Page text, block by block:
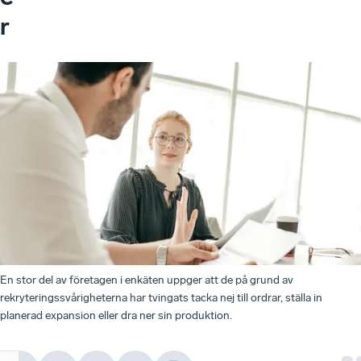
r
En stor del av företagen i enkäten uppger att de på grund av
rekryteringssvårigheterna har tvingats tacka nej till ordrar, ställa in
planerad expansion eller dra ner sin produktion.